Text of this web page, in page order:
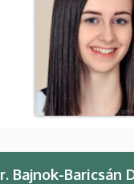
Bajnok-Baricsán